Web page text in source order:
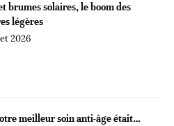
brumes solaires, le boom des
légères
2026
meilleur soin anti-âge était…